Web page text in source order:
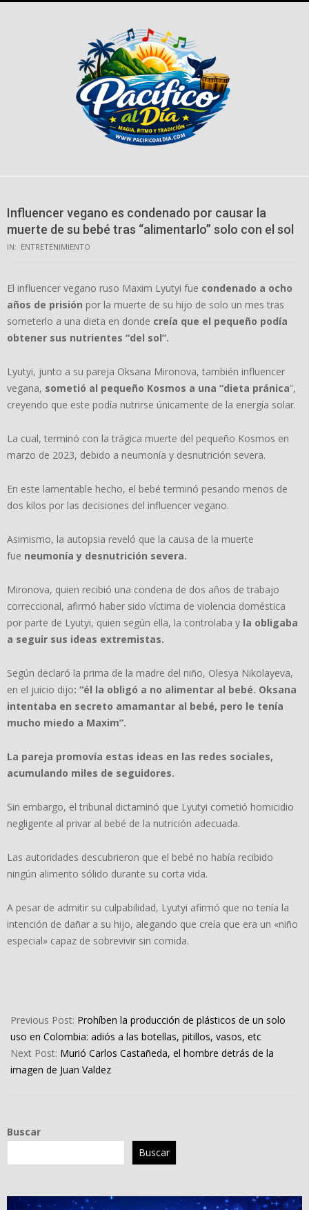
Influencer vegano es condenado por causar la
muerte de su bebé tras “alimentarlo” solo con el sol
IN: ENTRETENIMIENTO
El influencer vegano ruso Maxim Lyutyi fue condenado a ocho
años de prisión por la muerte de su hijo de solo un mes tras
someterlo a una dieta en donde creía que el pequeño podía
obtener sus nutrientes “del sol”.
Lyutyi, junto a su pareja Oksana Mironova, también influencer
vegana, sometió al pequeño Kosmos a una “dieta pránica”,
creyendo que este podía nutrirse únicamente de la energía solar.
La cual, terminó con la trágica muerte del pequeño Kosmos en
marzo de 2023, debido a neumonía y desnutrición severa.
En este lamentable hecho, el bebé terminó pesando menos de
dos kilos por las decisiones del influencer vegano.
Asimismo, la autopsia reveló que la causa de la muerte
fue neumonía y desnutrición severa.
Mironova, quien recibió una condena de dos años de trabajo
correccional, afirmó haber sido víctima de violencia doméstica
por parte de Lyutyi, quien según ella, la controlaba y la obligaba
a seguir sus ideas extremistas.
Según declaró la prima de la madre del niño, Olesya Nikolayeva,
en el juicio dijo: “él la obligó a no alimentar al bebé. Oksana
intentaba en secreto amamantar al bebé, pero le tenía
mucho miedo a Maxim”.
La pareja promovía estas ideas en las redes sociales,
acumulando miles de seguidores.
Sin embargo, el tribunal dictaminó que Lyutyi cometió homicidio
negligente al privar al bebé de la nutrición adecuada.
Las autoridades descubrieron que el bebé no había recibido
ningún alimento sólido durante su corta vida.
A pesar de admitir su culpabilidad, Lyutyi afirmó que no tenía la
intención de dañar a su hijo, alegando que creía que era un «niño
especial» capaz de sobrevivir sin comida.
04-
27
Previous Post: Prohíben la producción de plásticos de un solo
uso en Colombia: adiós a las botellas, pitillos, vasos, etc
Next Post: Murió Carlos Castañeda, el hombre detrás de la
imagen de Juan Valdez
Buscar
Buscar